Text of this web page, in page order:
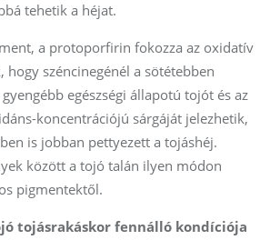
tehetik a héjat.
a protoporfirin fokozza az oxidatív
hogy széncinegénél a sötétebben
egészségi állapotú tojót és az
koncentrációjú sárgáját jelezhetik,
is jobban pettyezett a tojáshéj.
között a tojó talán ilyen módon
pigmentektől.
tojásrakáskor fennálló kondíciója